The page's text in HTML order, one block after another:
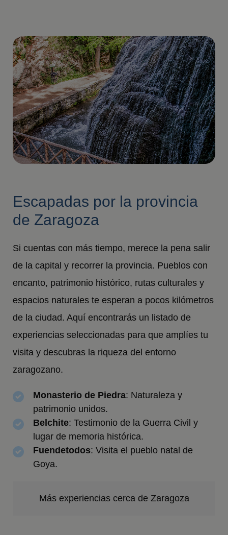
Escapadas por la provincia
de Zaragoza
Si cuentas con más tiempo, merece la pena salir
de la capital y recorrer la provincia. Pueblos con
encanto, patrimonio histórico, rutas culturales y
espacios naturales te esperan a pocos kilómetros
de la ciudad. Aquí encontrarás un listado de
experiencias seleccionadas para que amplíes tu
visita y descubras la riqueza del entorno
zaragozano.
Monasterio de Piedra: Naturaleza y
patrimonio unidos.
Belchite: Testimonio de la Guerra Civil y
lugar de memoria histórica.
Fuendetodos: Visita el pueblo natal de
Goya.
Más experiencias cerca de Zaragoza